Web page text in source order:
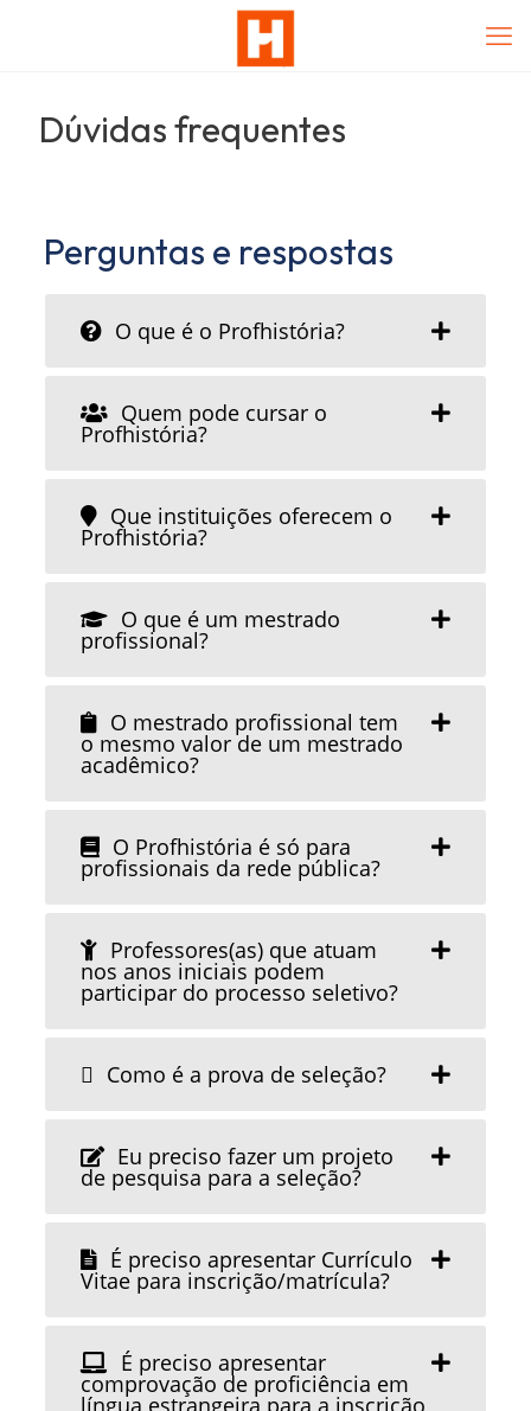
Dúvidas frequentes
Perguntas e respostas
O que é o Profhistória?
Quem pode cursar o
Profhistória?
Que instituições oferecem o
Profhistória?
O que é um mestrado
profissional?
O mestrado profissional tem
o mesmo valor de um mestrado
acadêmico?
O Profhistória é só para
profissionais da rede pública?
Professores(as) que atuam
nos anos iniciais podem
participar do processo seletivo?
Como é a prova de seleção?
Eu preciso fazer um projeto
de pesquisa para a seleção?
É preciso apresentar Currículo
Vitae para inscrição/matrícula?
É preciso apresentar
comprovação de proficiência em
língua estrangeira para a inscrição